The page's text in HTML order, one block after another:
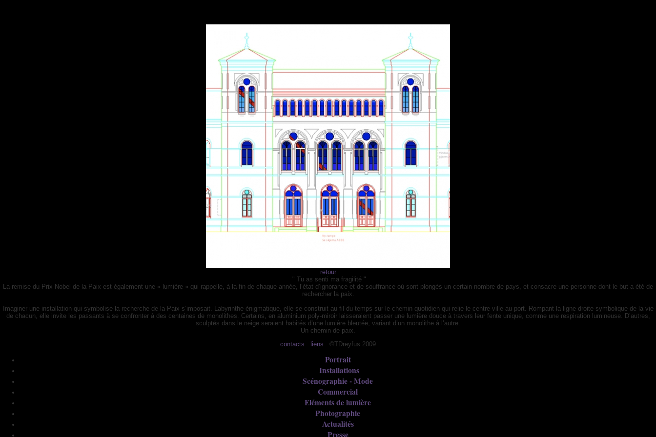
retour
" Tu as senti ma fragilité "
La remise du Prix Nobel de la Paix est également une « lumière » qui rappelle, à la fin de chaque année, l’état d’ignorance et de souffrance où sont plongés un certain nombre de pays, et consacre une personne dont le but a été de
rechercher la paix.
Imaginer une installation qui symbolise la recherche de la Paix s’imposait. Labyrinthe énigmatique, elle se construit au fil du temps sur le chemin quotidien qui relie le centre ville au port. Rompant la ligne droite symbolique de la vie
de chacun, elle invite les passants à se confronter à des centaines de monolithes. Certains, en aluminium poly-miroir laisseraient passer une lumière douce à travers leur fente unique, comme une respiration lumineuse. D’autres,
sculptés dans le neige seraient habités d’une lumière bleutée, variant d’un monolithe à l’autre.
Un chemin de paix.
contacts
liens ©TDreyfus 2009
Portrait
Installations
Scénographie - Mode
Commercial
Eléments de lumière
Photographie
Actualités
Presse